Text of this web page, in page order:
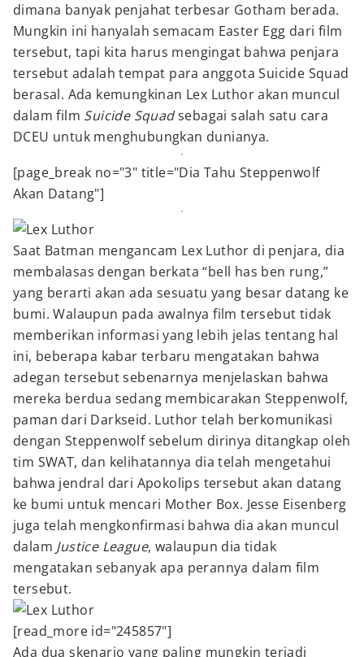
dimana banyak penjahat terbesar Gotham berada.
Mungkin ini hanyalah semacam Easter Egg dari film
tersebut, tapi kita harus mengingat bahwa penjara
tersebut adalah tempat para anggota Suicide Squad
berasal. Ada kemungkinan Lex Luthor akan muncul
dalam film Suicide Squadsebagai salah satu cara
DCEU untuk menghubungkan dunianya.
[page_break no="3" title="Dia Tahu Steppenwolf
Akan Datang"]
Saat Batman mengancam Lex Luthor di penjara, dia
membalasas dengan berkata “bell has ben rung,”
yang berarti akan ada sesuatu yang besar datang ke
bumi. Walaupun pada awalnya film tersebut tidak
memberikan informasi yang lebih jelas tentang hal
ini, beberapa kabar terbaru mengatakan bahwa
adegan tersebut sebenarnya menjelaskan bahwa
mereka berdua sedang membicarakan Steppenwolf,
paman dari Darkseid. Luthor telah berkomunikasi
dengan Steppenwolf sebelum dirinya ditangkap oleh
tim SWAT, dan kelihatannya dia telah mengetahui
bahwa jendral dari Apokolips tersebut akan datang
ke bumi untuk mencari Mother Box. Jesse Eisenberg
juga telah mengkonfirmasi bahwa dia akan muncul
dalam Justice League, walaupun dia tidak
mengatakan sebanyak apa perannya dalam film
tersebut.
[read_more id="245857"]
Ada dua skenario yang paling mungkin terjadi